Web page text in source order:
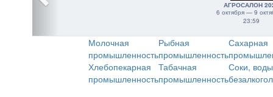
АГРОСАЛОН
6 октября — 9
23:59
Молочная
промышленность
Рыбная
промышленность
Сахарная
Хлебопекарная
промышленность
Табачная
промышленность
Соки,